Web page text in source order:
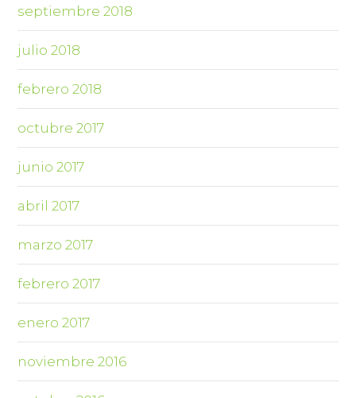
septiembre 2018
julio 2018
febrero 2018
octubre 2017
junio 2017
abril 2017
marzo 2017
febrero 2017
enero 2017
noviembre 2016